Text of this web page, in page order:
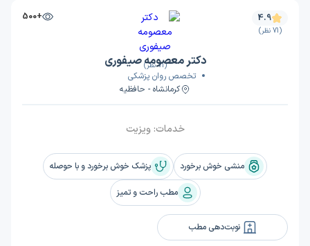
(71 نظر)
+500 4.9
(71 نظر)
دکتر معصومه صیفوری
تخصص روان پزشکی
کرمانشاه - حافظیه
خدمات:ویزیت
منشی خوش برخورد پزشک خوش برخورد و با حوصله
مطب راحت و تمیز
نوبت‌دهی مطب